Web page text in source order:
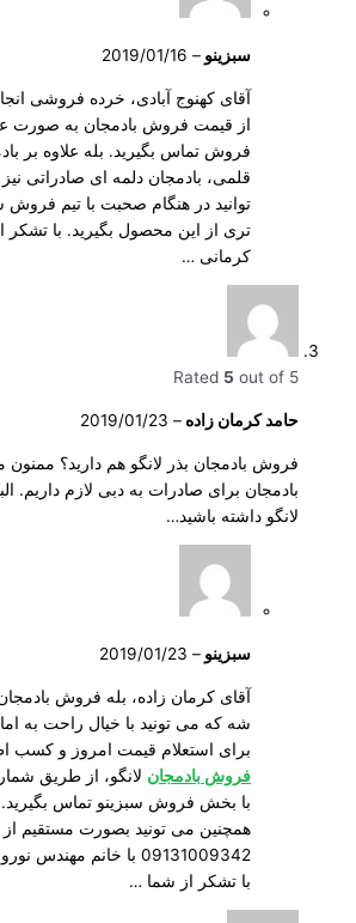
سبزینو –
2019/01/16
آقای کهنوج آبادی، خرده فروشی
از قیمت فروش بادمجان به صورت
فروش تماس بگیرید. بله علاوه بر
قلمی، بادمجان دلمه ای صادراتی
توانید در هنگام صحبت با تیم فروش
تری از این محصول بگیرید. با
کرمانی …
Rated 5 out of 5
حامد کرمان زاده –
2019/01/23
فروش بادمجان بذر لانگو هم دارید؟ ممنون
بادمجان برای صادرات به دبی لازم داریم.
لانگو داشته باشید…
سبزینو –
2019/01/23
آقای کرمان زاده، بله فروش
شه که می تونید با خیال راحت به
برای استعلام قیمت امروز و کسب
فروش بادمجان لانگو، از طریق
با بخش فروش سبزینو تماس بگیرید.
همچنین می تونید بصورت مستقیم
09131009342 با خانم
با تشکر از شما …